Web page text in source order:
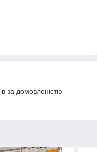
за домовленістю